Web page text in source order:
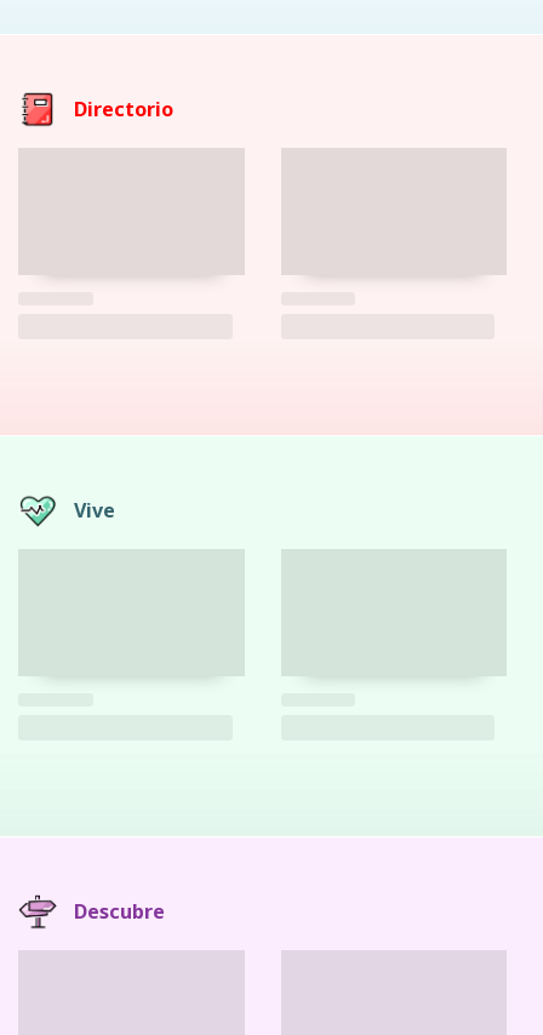
Directorio
Vive
Descubre